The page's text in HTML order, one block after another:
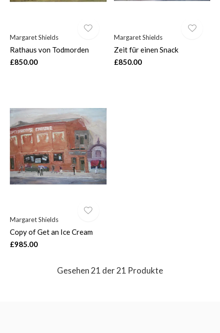
Margaret Shields
Rathaus von Todmorden
£850.00
Margaret Shields
Zeit für einen Snack
£850.00
Margaret Shields
Copy of Get an Ice Cream
£985.00
Gesehen 21 der 21 Produkte